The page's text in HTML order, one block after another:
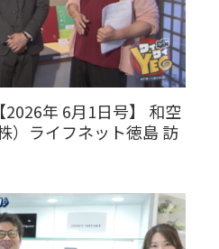
2026年 6月1日号】 和空
）ライフネット徳島 訪